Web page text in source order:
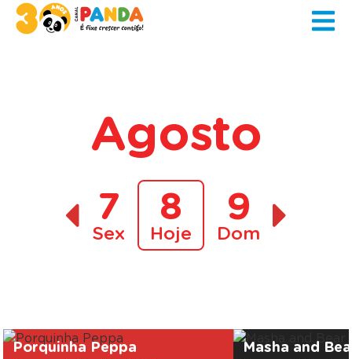
Agosto
7
Sex
8
Hoje
9
Dom
Porquinha Peppa Masha and